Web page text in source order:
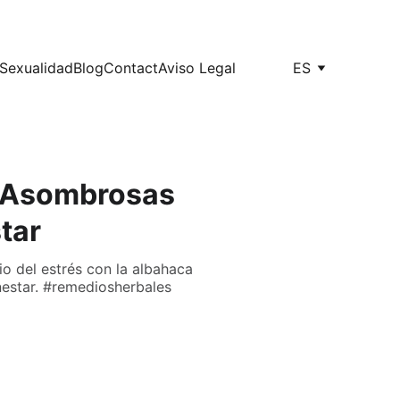
SexualidadBlogContactAviso Legal ES
del estrés con la albahaca
#remediosherbales